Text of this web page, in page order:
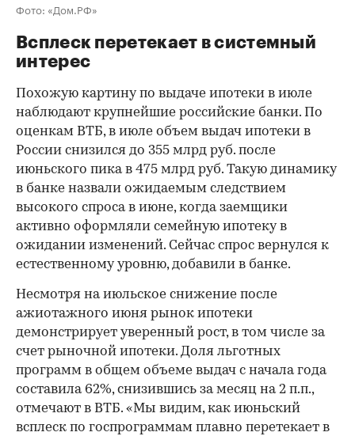
Фото: «Дом.РФ»
Всплеск перетекает в системный
интерес
Похожую картину по выдаче ипотеки в июле
наблюдают крупнейшие российские банки. По
оценкам ВТБ, в июле объем выдач ипотеки в
России снизился до 355 млрд руб. после
июньского пика в 475 млрд руб. Такую динамику
в банке назвали ожидаемым следствием
высокого спроса в июне, когда заемщики
активно оформляли семейную ипотеку в
ожидании изменений. Сейчас спрос вернулся к
естественному уровню, добавили в банке.
Несмотря на июльское снижение после
ажиотажного июня рынок ипотеки
демонстрирует уверенный рост, в том числе за
счет рыночной ипотеки. Доля льготных
программ в общем объеме выдач с начала года
составила 62%, снизившись за месяц на 2 п.п.,
отмечают в ВТБ. «Мы видим, как июньский
всплеск по госпрограммам плавно перетекает в